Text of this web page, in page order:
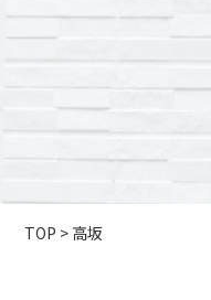
TOP > 高坂